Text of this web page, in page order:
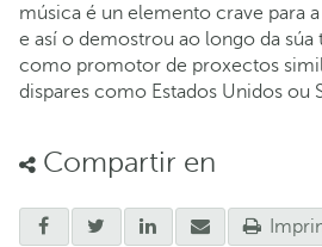
música é un elemento crave para
e así o demostrou ao longo da
como promotor de proxectos
dispares como Estados Unidos ou
Compartir en